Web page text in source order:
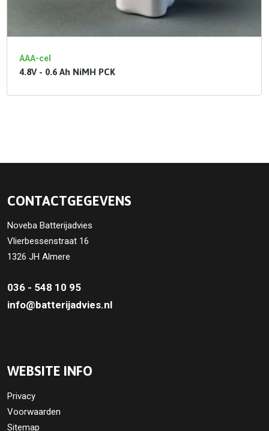
AAA-cel
4.8V - 0.6 Ah NiMH PCK
CONTACTGEGEVENS
Noveba Batterijadvies
Vlierbessenstraat 16
1326 JH Almere
036 - 548 10 95
info@batterijadvies.nl
WEBSITE INFO
Privacy
Voorwaarden
Sitemap